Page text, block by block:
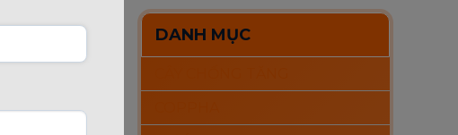
đầu. Đối với
DANH MỤC